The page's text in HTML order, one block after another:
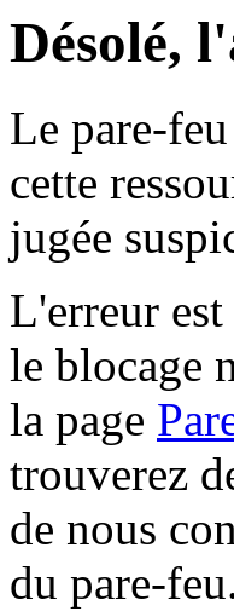
Désolé,
Le pare-
cette
jugée
L'erreur
le blocage
la page
trouverez
de nous
du pare-